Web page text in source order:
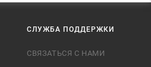
СЛУЖБА ПОДДЕРЖКИ
СВЯЗАТЬСЯ С НАМИ